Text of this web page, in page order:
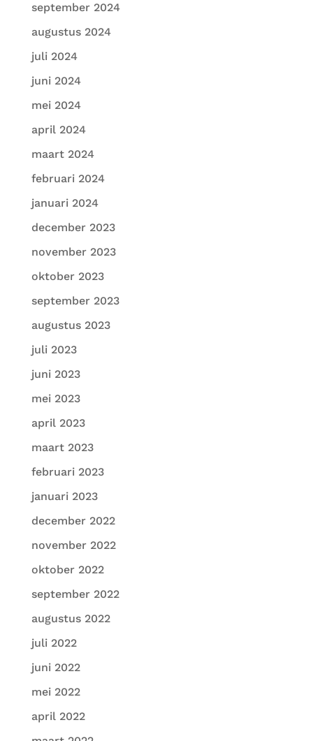
september 2024
augustus 2024
juli 2024
juni 2024
mei 2024
april 2024
maart 2024
februari 2024
januari 2024
december 2023
november 2023
oktober 2023
september 2023
augustus 2023
juli 2023
juni 2023
mei 2023
april 2023
maart 2023
februari 2023
januari 2023
december 2022
november 2022
oktober 2022
september 2022
augustus 2022
juli 2022
juni 2022
mei 2022
april 2022